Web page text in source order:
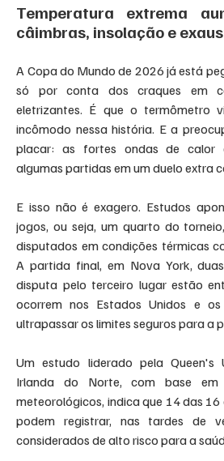
Temperatura extrema
câimbras, insolação e
A Copa do Mundo de 2026 já está
só por conta dos craques em
eletrizantes. É que o termômetro
incômodo nessa história. E a
placar: as fortes ondas de calor
algumas partidas em um duelo extra
E isso não é exagero. Estudos
jogos, ou seja, um quarto do
disputados em condições térmicas
A partida final, em Nova York,
disputa pelo terceiro lugar estão
ocorrem nos Estados Unidos e
ultrapassar os limites seguros para a
Um estudo liderado pela Queen's
Irlanda do Norte, com base
meteorológicos, indica que 14 das
podem registrar, nas tardes de
considerados de alto risco para a